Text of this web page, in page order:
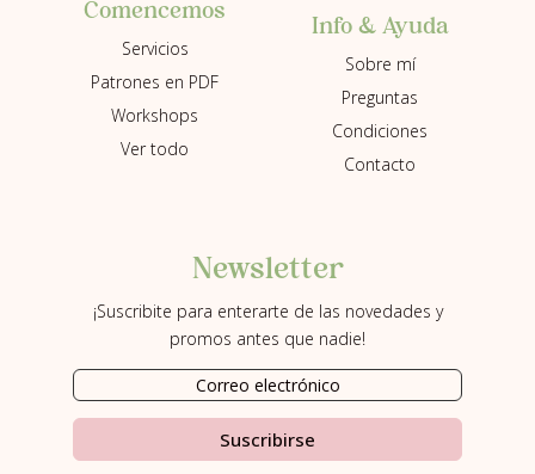
Comencemos
Servicios
Patrones en PDF
Workshops
Ver todo
Info & Ayuda
Sobre mí
Preguntas
Condiciones
Contacto
Newsletter
¡Suscribite para enterarte de las novedades y
promos antes que nadie!
Suscribirse